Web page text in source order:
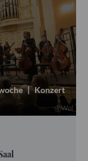
| Konzert
Wol